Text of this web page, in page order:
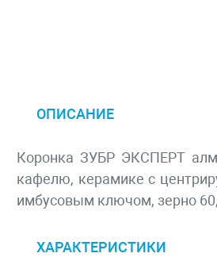
ОПИСАНИЕ
Коронка ЗУБР ЭКСПЕРТ
кафелю, керамике с
имбусовым ключом, зерно
ХАРАКТЕРИСТИКИ